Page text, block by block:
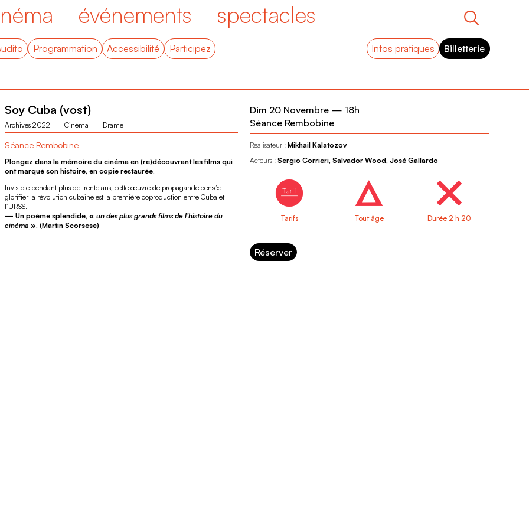
événements spectacles
Programmation Accessibilité Participez Infos pratiques Billetterie
Soy Cuba (vost)
Archives 2022 Cinéma Drame
Séance Rembobine
Plongez dans la mémoire du cinéma en (re)découvrant les films qui
ont marqué son histoire, en copie restaurée.
Invisible pendant plus de trente ans, cette œuvre de propagande censée
glorifier la révolution cubaine est la première coproduction entre Cuba et
l’URSS.
— Un poème splendide, « un des plus grands films de l’histoire du
cinéma ». (Martin Scorsese)
Dim 20 Novembre— 18h
Séance Rembobine
Réalisateur : Mikhail Kalatozov
Acteurs : Sergio Corrieri, Salvador Wood, José Gallardo
Tarifs Tout âge Durée 2 h 20
Réserver